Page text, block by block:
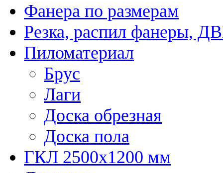
Фанера по размерам
Резка, распил фанеры,
Пиломатериал
Брус
Лаги
Доска обрезная
Доска пола
ГКЛ 2500х1200 мм